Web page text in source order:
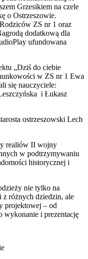
Grzesikiem na czele
o Ostrzeszowie.
ZS nr 1 oraz
dodatkową dla
ufundowana
„Dziś do ciebie
w ZS nr 1 Ewa
się nauczyciele:
i Łukasz
ostrzeszowski Lech
realiów II wojny
w podtrzymywaniu
historycznej i
nie tylko na
z różnych dziedzin, ale
projektowej – od
wykonanie i prezentację